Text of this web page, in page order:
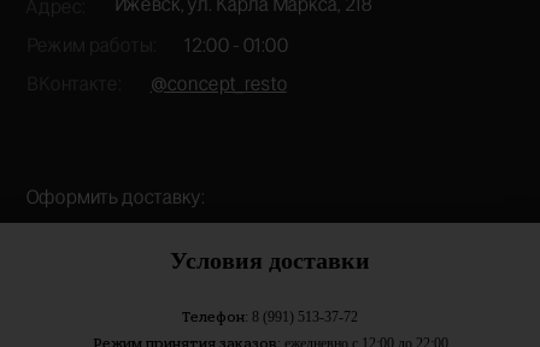
Условия доставки
Телефон: 8 (991) 513-37-72